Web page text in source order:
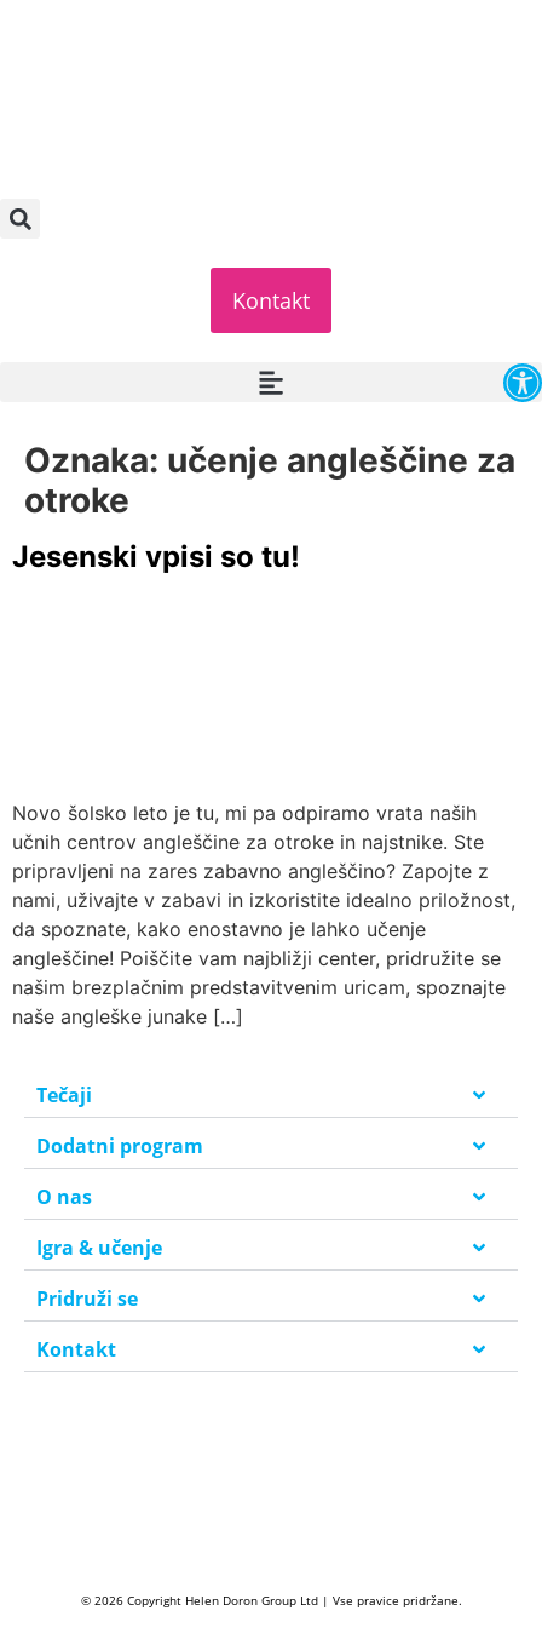
Kontakt
Oznaka: učenje angleščine za
otroke
Jesenski vpisi so tu!
Novo šolsko leto je tu, mi pa odpiramo vrata naših
učnih centrov angleščine za otroke in najstnike. Ste
pripravljeni na zares zabavno angleščino? Zapojte z
nami, uživajte v zabavi in izkoristite idealno priložnost,
da spoznate, kako enostavno je lahko učenje
angleščine! Poiščite vam najbližji center, pridružite se
našim brezplačnim predstavitvenim uricam, spoznajte
naše angleške junake […]
Tečaji
Dodatni program
O nas
Igra & učenje
Pridruži se
Kontakt
© 2026 Copyright Helen Doron Group Ltd | Vse pravice pridržane.